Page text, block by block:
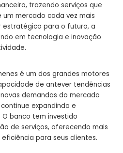
trazendo serviços que
mercado cada vez mais
estratégico para o futuro, a
em tecnologia e inovação
é um dos grandes motores
de antever tendências
demandas do mercado
expandindo e
banco tem investido
de serviços, oferecendo mais
para seus clientes.